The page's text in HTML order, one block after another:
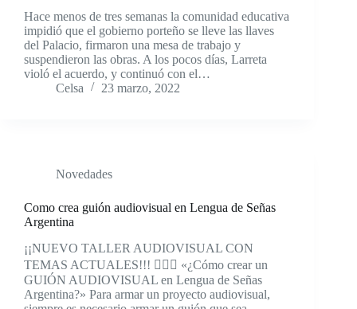
Hace menos de tres semanas la comunidad educativa
impidió que el gobierno porteño se lleve las llaves
del Palacio, firmaron una mesa de trabajo y
suspendieron las obras. A los pocos días, Larreta
violó el acuerdo, y continuó con el…
Celsa
23 marzo, 2022
Novedades
Como crea guión audiovisual en Lengua de Señas
Argentina
¡¡NUEVO TALLER AUDIOVISUAL CON
TEMAS ACTUALES!!! ✍🏻📝 «¿Cómo crear un
GUIÓN AUDIOVISUAL en Lengua de Señas
Argentina?» Para armar un proyecto audiovisual,